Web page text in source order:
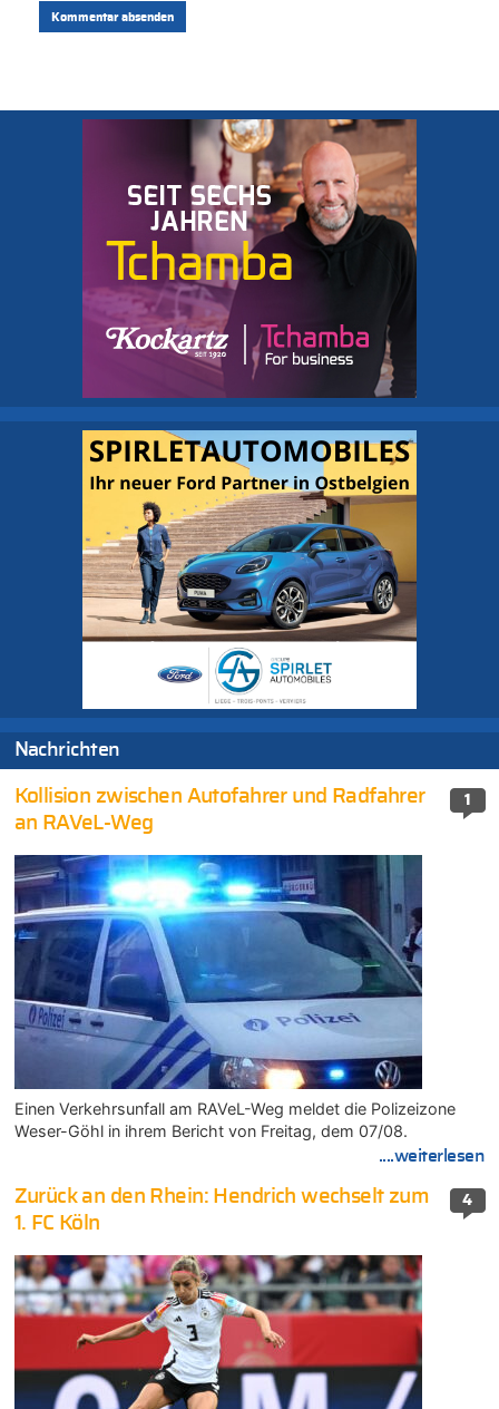
Nachrichten
1
Kollision zwischen Autofahrer und Radfahrer
an RAVeL-Weg
Einen Verkehrsunfall am RAVeL-Weg meldet die Polizeizone
Weser-Göhl in ihrem Bericht von Freitag, dem 07/08.
....weiterlesen
4
Zurück an den Rhein: Hendrich wechselt zum
1. FC Köln